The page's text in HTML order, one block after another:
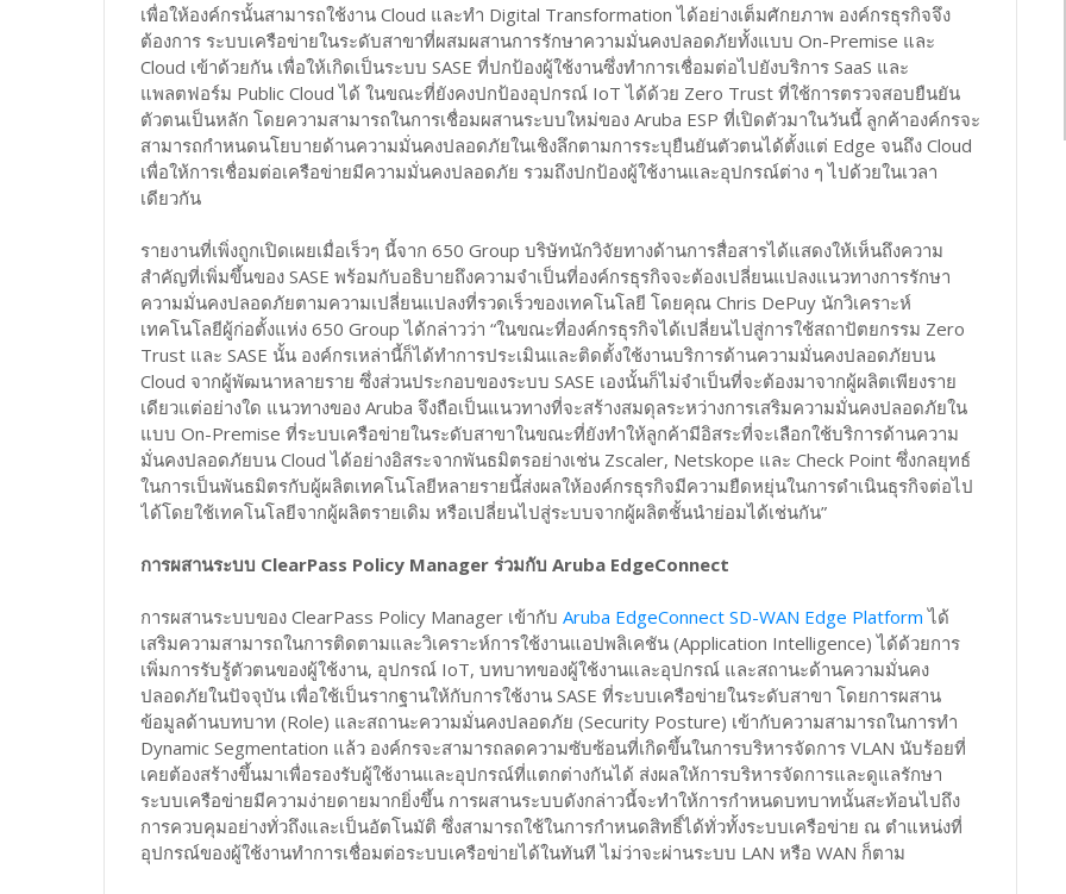
เพื่อให้องค์กรนั้นสามารถใช้งาน Cloud และทำ Digital Transformation ได้อย่างเต็มศักยภาพ องค์กรธุรกิจจึง
ต้องการ ระบบเครือข่ายในระดับสาขาที่ผสมผสานการรักษาความมั่นคงปลอดภัยทั้งแบบ On-Premise และ
Cloud เข้าด้วยกัน เพื่อให้เกิดเป็นระบบ SASE ที่ปกป้องผู้ใช้งานซึ่งทำการเชื่อมต่อไปยังบริการ SaaS และ
แพลตฟอร์ม Public Cloud ได้ ในขณะที่ยังคงปกป้องอุปกรณ์ IoT ได้ด้วย Zero Trust ที่ใช้การตรวจสอบยืนยัน
ตัวตนเป็นหลัก โดยความสามารถในการเชื่อมผสานระบบใหม่ของ Aruba ESP ที่เปิดตัวมาในวันนี้ ลูกค้าองค์กรจะ
สามารถกำหนดนโยบายด้านความมั่นคงปลอดภัยในเชิงลึกตามการระบุยืนยันตัวตนได้ตั้งแต่ Edge จนถึง Cloud
เพื่อให้การเชื่อมต่อเครือข่ายมีความมั่นคงปลอดภัย รวมถึงปกป้องผู้ใช้งานและอุปกรณ์ต่าง ๆ ไปด้วยในเวลา
เดียวกัน
รายงานที่เพิ่งถูกเปิดเผยเมื่อเร็วๆ นี้จาก 650 Group บริษัทนักวิจัยทางด้านการสื่อสารได้แสดงให้เห็นถึงความ
สำคัญที่เพิ่มขึ้นของ SASE พร้อมกับอธิบายถึงความจำเป็นที่องค์กรธุรกิจจะต้องเปลี่ยนแปลงแนวทางการรักษา
ความมั่นคงปลอดภัยตามความเปลี่ยนแปลงที่รวดเร็วของเทคโนโลยี โดยคุณ Chris DePuy นักวิเคราะห์
เทคโนโลยีผู้ก่อตั้งแห่ง 650 Group ได้กล่าวว่า “ในขณะที่องค์กรธุรกิจได้เปลี่ยนไปสู่การใช้สถาปัตยกรรม Zero
Trust และ SASE นั้น องค์กรเหล่านี้ก็ได้ทำการประเมินและติดตั้งใช้งานบริการด้านความมั่นคงปลอดภัยบน
Cloud จากผู้พัฒนาหลายราย ซึ่งส่วนประกอบของระบบ SASE เองนั้นก็ไม่จำเป็นที่จะต้องมาจากผู้ผลิตเพียงราย
เดียวแต่อย่างใด แนวทางของ Aruba จึงถือเป็นแนวทางที่จะสร้างสมดุลระหว่างการเสริมความมั่นคงปลอดภัยใน
แบบ On-Premise ที่ระบบเครือข่ายในระดับสาขาในขณะที่ยังทำให้ลูกค้ามีอิสระที่จะเลือกใช้บริการด้านความ
มั่นคงปลอดภัยบน Cloud ได้อย่างอิสระจากพันธมิตรอย่างเช่น Zscaler, Netskope และ Check Point ซึ่งกลยุทธ์
ในการเป็นพันธมิตรกับผู้ผลิตเทคโนโลยีหลายรายนี้ส่งผลให้องค์กรธุรกิจมีความยืดหยุ่นในการดำเนินธุรกิจต่อไป
ได้โดยใช้เทคโนโลยีจากผู้ผลิตรายเดิม หรือเปลี่ยนไปสู่ระบบจากผู้ผลิตชั้นนำย่อมได้เช่นกัน”
การผสานระบบ ClearPass Policy Manager ร่วมกับ Aruba EdgeConnect
การผสานระบบของ ClearPass Policy Manager เข้ากับ Aruba EdgeConnect SD-WAN Edge Platform ได้
เสริมความสามารถในการติดตามและวิเคราะห์การใช้งานแอปพลิเคชัน (Application Intelligence) ได้ด้วยการ
เพิ่มการรับรู้ตัวตนของผู้ใช้งาน, อุปกรณ์ IoT, บทบาทของผู้ใช้งานและอุปกรณ์ และสถานะด้านความมั่นคง
ปลอดภัยในปัจจุบัน เพื่อใช้เป็นรากฐานให้กับการใช้งาน SASE ที่ระบบเครือข่ายในระดับสาขา โดยการผสาน
ข้อมูลด้านบทบาท (Role) และสถานะความมั่นคงปลอดภัย (Security Posture) เข้ากับความสามารถในการทำ
Dynamic Segmentation แล้ว องค์กรจะสามารถลดความซับซ้อนที่เกิดขึ้นในการบริหารจัดการ VLAN นับร้อยที่
เคยต้องสร้างขึ้นมาเพื่อรองรับผู้ใช้งานและอุปกรณ์ที่แตกต่างกันได้ ส่งผลให้การบริหารจัดการและดูแลรักษา
ระบบเครือข่ายมีความง่ายดายมากยิ่งขึ้น การผสานระบบดังกล่าวนี้จะทำให้การกำหนดบทบาทนั้นสะท้อนไปถึง
การควบคุมอย่างทั่วถึงและเป็นอัตโนมัติ ซึ่งสามารถใช้ในการกำหนดสิทธิ์ได้ทั่วทั้งระบบเครือข่าย ณ ตำแหน่งที่
อุปกรณ์ของผู้ใช้งานทำการเชื่อมต่อระบบเครือข่ายได้ในทันที ไม่ว่าจะผ่านระบบ LAN หรือ WAN ก็ตาม